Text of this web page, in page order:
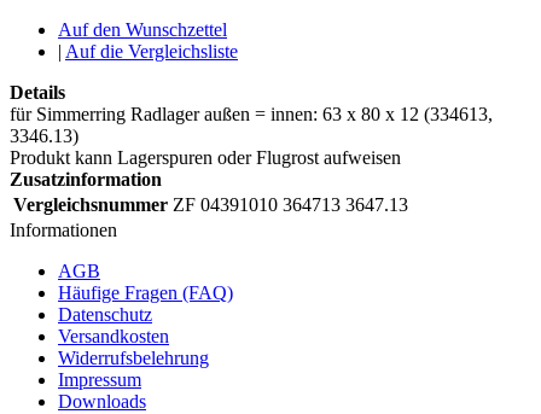
Auf den Wunschzettel
| Auf die Vergleichsliste
Details
für Simmerring Radlager außen = innen: 63 x 80 x 12 (334613,
3346.13)
Produkt kann Lagerspuren oder Flugrost aufweisen
Zusatzinformation
Vergleichsnummer ZF 04391010 364713 3647.13
Informationen
AGB
Häufige Fragen (FAQ)
Datenschutz
Versandkosten
Widerrufsbelehrung
Impressum
Downloads